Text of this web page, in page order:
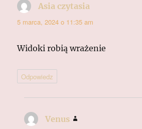
Asia czytasia
5 marca, 2024 o 11:35 am
Widoki robią wrażenie
Odpowiedz
Venus